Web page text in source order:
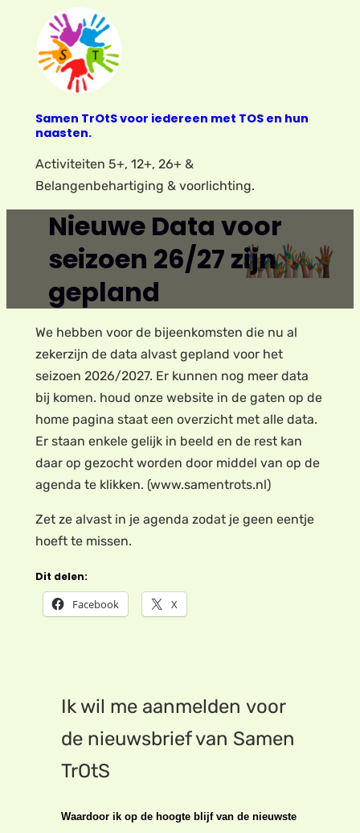
inhoud
Samen TrOtS voor iedereen met TOS en hun
naasten.
Activiteiten 5+, 12+, 26+ &
Belangenbehartiging & voorlichting.
Nieuwe Data voor
seizoen 26/27 zijn
gepland
We hebben voor de bijeenkomsten die nu al
zekerzijn de data alvast gepland voor het
seizoen 2026/2027. Er kunnen nog meer data
bij komen. houd onze website in de gaten op de
home pagina staat een overzicht met alle data.
Er staan enkele gelijk in beeld en de rest kan
daar op gezocht worden door middel van op de
agenda te klikken. (www.samentrots.nl)
Zet ze alvast in je agenda zodat je geen eentje
hoeft te missen.
Dit delen:
Facebook X
Ik wil me aanmelden voor
de nieuwsbrief van Samen
TrOtS
Waardoor ik op de hoogte blijf van de nieuwste